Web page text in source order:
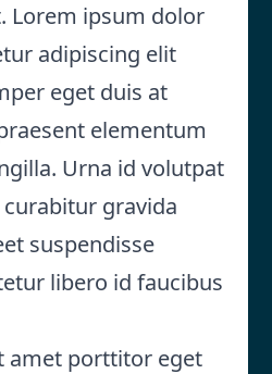
Lorem ipsum dolor
adipiscing elit
eget duis at
elementum
Urna id volutpat
gravida
suspendisse
libero id faucibus
amet porttitor eget